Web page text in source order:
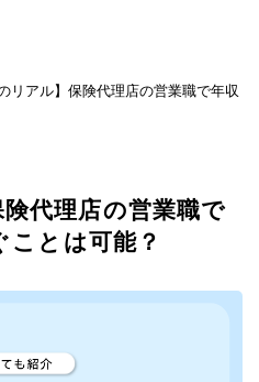
のリアル】保険代理店の営業職で年収
険代理店の営業職で
ことは可能？